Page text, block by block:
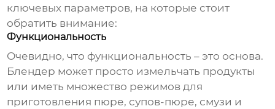
ключевых параметров, на которые стоит
обратить внимание:
Функциональность
Очевидно, что функциональность – это основа.
Блендер может просто измельчать продукты
или иметь множество режимов для
приготовления пюре, супов-пюре, смузи и